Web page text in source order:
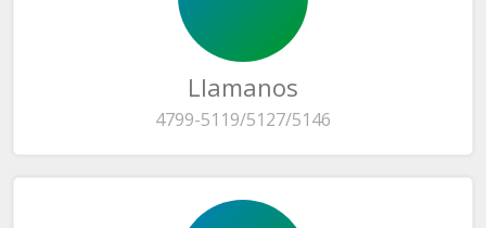
Llamanos
4799-5119/5127/5146